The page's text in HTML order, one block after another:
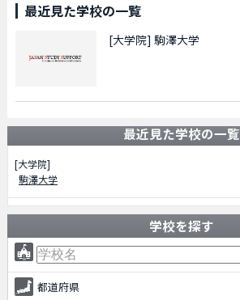
最近見た学校の一覧
[大学院] 駒澤大学
最近見た学校の一覧
[大学院]
駒澤大学
学校を探す
都道府県